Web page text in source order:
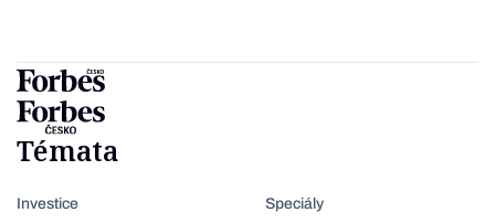
Témata
Investice
Speciály